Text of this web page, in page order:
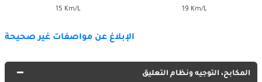
19 Km/L
15 Km/L
الإبلاغ عن مواصفات غير صحيحة
المكابح، التوجيه ونظام التعليق